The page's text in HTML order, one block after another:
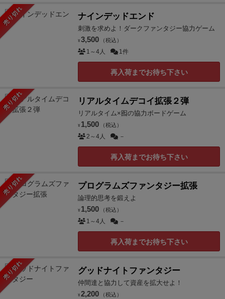
売り切れ ナインデッドエンド
刺激を求めよ！ダークファンタジー協力ゲーム
¥ 3,500 （税込）
1～4人 1件
再入荷までお待ち下さい
売り切れ リアルタイムデコイ拡張２弾
リアルタイム×囮の協力ボードゲーム
¥ 1,500 （税込）
2～4人 －
再入荷までお待ち下さい
売り切れ プログラムズファンタジー拡張
論理的思考を鍛えよ
¥ 1,500 （税込）
1～4人 －
再入荷までお待ち下さい
売り切れ グッドナイトファンタジー
仲間達と協力して資産を拡大せよ！
¥ 2,200 （税込）